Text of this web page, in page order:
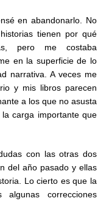
en abandonarlo. No
tienen por qué
pero me costaba
en la superficie de lo
narrativa. A veces me
y mis libros parecen
a los que no asusta
carga importante que
con las otras dos
del año pasado y ellas
Lo cierto es que la
correcciones